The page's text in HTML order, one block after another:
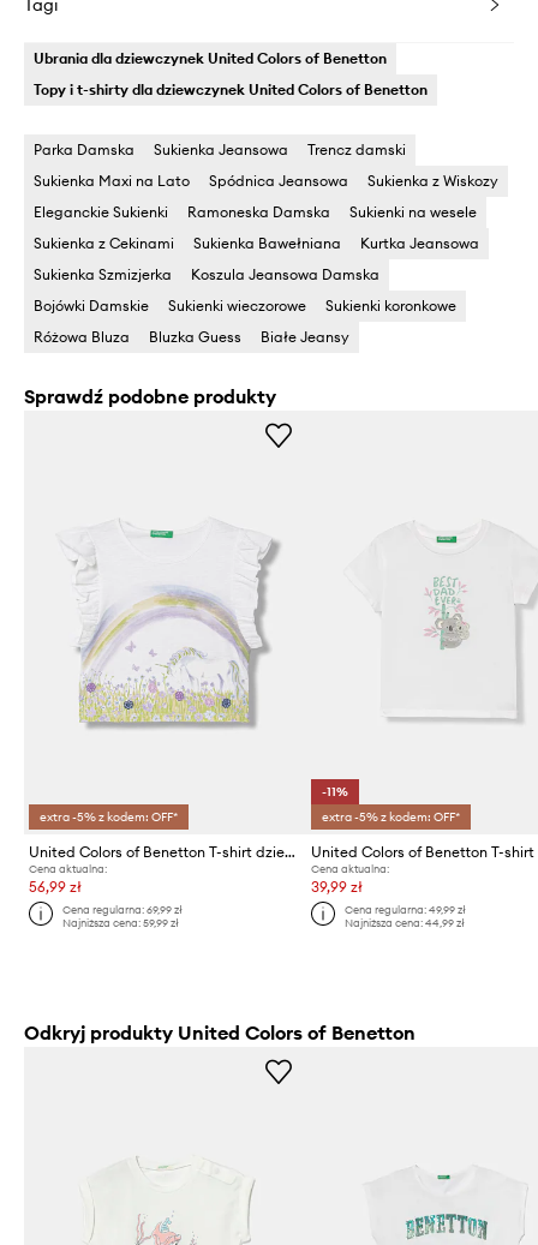
Tagi
Ubrania dla dziewczynek United Colors of Benetton
Topy i t-shirty dla dziewczynek United Colors of Benetton
Parka Damska Sukienka Jeansowa
Trencz damski
Sukienka Maxi na Lato
Spódnica Jeansowa
Sukienka z Wiskozy
Eleganckie Sukienki
Ramoneska Damska
Sukienki na wesele
Sukienka z Cekinami
Sukienka Bawełniana
Kurtka Jeansowa
Sukienka Szmizjerka
Koszula Jeansowa Damska
Bojówki Damskie
Sukienki wieczorowe
Sukienki koronkowe
Różowa Bluza
Bluzka Guess Białe Jeansy
Sprawdź podobne produkty
extra -5% z kodem: OFF*
United Colors of Benetton T-shirt dziecięcy bawełniany
Cena aktualna:
56,99 zł
Cena regularna:69,99 zł
Najniższa cena:59,99 zł
-11%
extra -5% z kodem: OFF*
Cena aktualna:
39,99 zł
Cena regularna: 49,99 zł
Najniższa cena: 44,99 zł
Odkryj produkty United Colors of Benetton